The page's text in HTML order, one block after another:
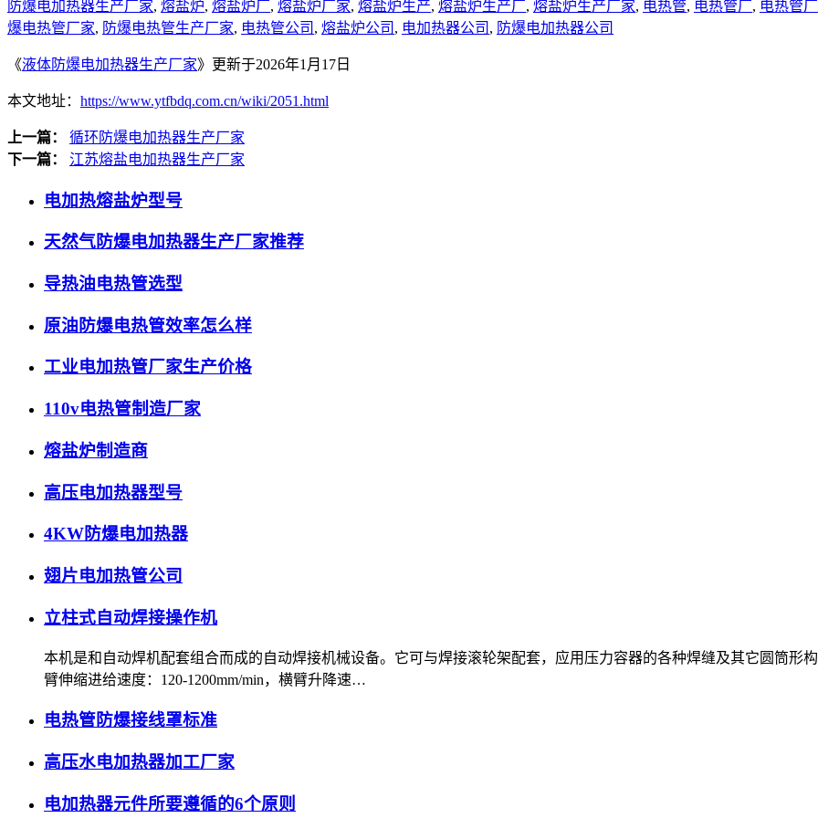
防爆电加热器生产厂家, 熔盐炉, 熔盐炉厂, 熔盐炉厂家, 熔盐炉生产, 熔盐炉生产厂, 熔盐炉生产厂家, 电热管, 电热管厂, 电热管
爆电热管厂家, 防爆电热管生产厂家, 电热管公司 , 熔盐炉公司 , 电加热器公司 , 防爆电加热器公司
《液体防爆电加热器生产厂家》更新于2026年1月17日
本文地址： https://www.ytfbdq.com.cn/wiki/2051.html
上一篇：
循环防爆电加热器生产厂家
下一篇：
江苏熔盐电加热器生产厂家
电加热熔盐炉型号
天然气防爆电加热器生产厂家推荐
导热油电热管选型
原油防爆电热管效率怎么样
工业电加热管厂家生产价格
110v电热管制造厂家
熔盐炉制造商
高压电加热器型号
4KW防爆电加热器
翅片电加热管公司
立柱式自动焊接操作机
本机是和自动焊机配套组合而成的自动焊接机械设备。它可与焊接滚轮架配套，应用压力容器的各种焊缝及其它圆筒形
臂伸缩进给速度：120-1200mm/min，横臂升降速…
电热管防爆接线罩标准
高压水电加热器加工厂家
电加热器元件所要遵循的6个原则